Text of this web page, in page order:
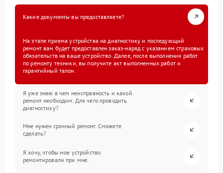
Какие документы вы предоставляете?
На этапе приема устройства на диагностику и последующий
ремонт вам будет предоставлен заказ-наряд с указанием страховых
обязательств на ваше устройство. Далее, после выполнения работ
по ремонту техники, вы получите акт выполненных работ и
гарантийный талон.
Я уже знаю в чем неисправность и какой
ремонт необходим. Для чего проводить
диагностику?
Мне нужен срочный ремонт. Сможете
сделать?
Я хочу, чтобы мое устройство
ремонтировали при мне.